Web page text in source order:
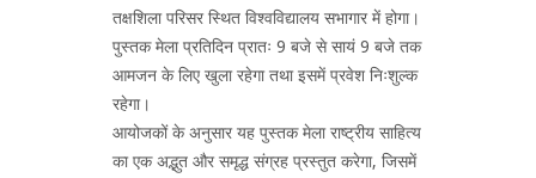
तक्षशिला परिसर स्थित विश्वविद्यालय सभागार में होगा।
पुस्तक मेला प्रतिदिन प्रातः 9 बजे से सायं 9 बजे तक
आमजन के लिए खुला रहेगा तथा इसमें प्रवेश निःशुल्क
रहेगा।
आयोजकों के अनुसार यह पुस्तक मेला राष्ट्रीय साहित्य
का एक अद्भुत और समृद्ध संग्रह प्रस्तुत करेगा, जिसमें